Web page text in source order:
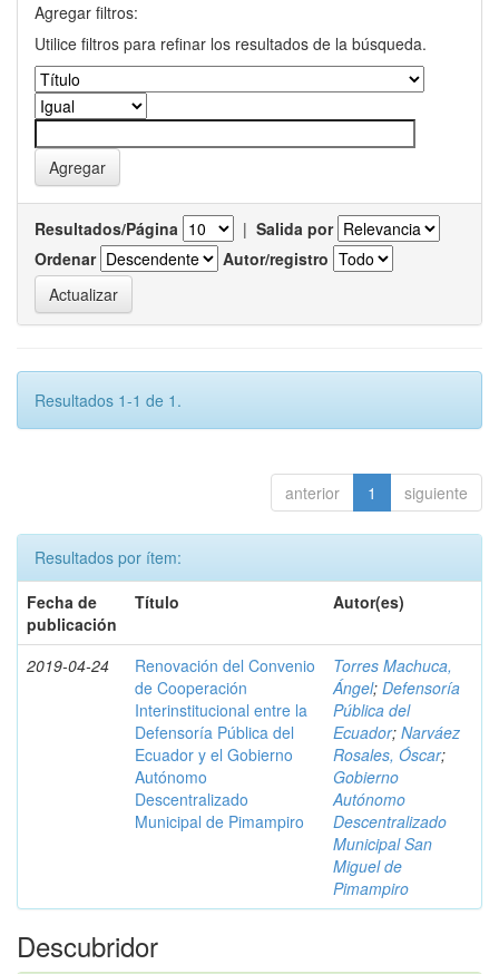
Agregar filtros:
Utilice filtros para refinar los resultados de la búsqueda.
Resultados/Página | Salida por
Ordenar
Autor/registro
Resultados 1-1 de 1.
anterior 1 siguiente
Resultados por ítem:
Fecha de
publicación
Título Autor(es)
2019-04-24
Renovación del Convenio
de Cooperación
Interinstitucional entre la
Defensoría Pública del
Ecuador y el Gobierno
Autónomo
Descentralizado
Municipal de Pimampiro
Torres Machuca,
Ángel; Defensoría
Pública del
Ecuador; Narváez
Rosales, Óscar;
Gobierno
Autónomo
Descentralizado
Municipal San
Miguel de
Pimampiro
Descubridor